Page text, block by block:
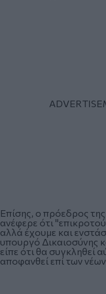
Επίσης, ο πρόεδρος
ανέφερε ότι
αλλά έχουμε και
υπουργό Δικαιοσύνης
είπε ότι θα συγκληθεί
αποφανθεί επί των